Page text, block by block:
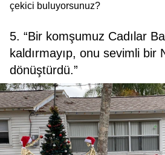
çekici buluyorsunuz?
5. “Bir komşumuz Cadılar
kaldırmayıp, onu sevimli bir
dönüştürdü.”